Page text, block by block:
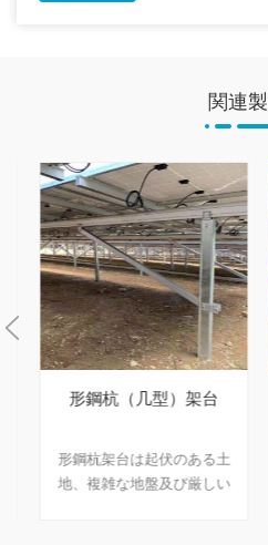
関連
形鋼杭（几型）架台
形鋼杭架台は起伏のある土
地、複雑な地盤及び厳しい